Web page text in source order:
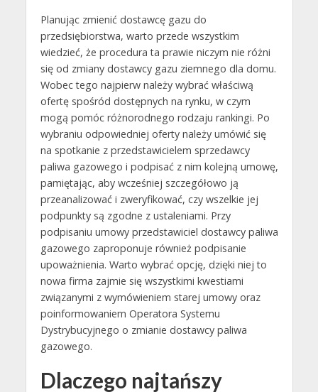
Planując zmienić dostawcę gazu do
przedsiębiorstwa, warto przede wszystkim
wiedzieć, że procedura ta prawie niczym nie różni
się od zmiany dostawcy gazu ziemnego dla domu.
Wobec tego najpierw należy wybrać właściwą
ofertę spośród dostępnych na rynku, w czym
mogą pomóc różnorodnego rodzaju rankingi. Po
wybraniu odpowiedniej oferty należy umówić się
na spotkanie z przedstawicielem sprzedawcy
paliwa gazowego i podpisać z nim kolejną umowę,
pamiętając, aby wcześniej szczegółowo ją
przeanalizować i zweryfikować, czy wszelkie jej
podpunkty są zgodne z ustaleniami. Przy
podpisaniu umowy przedstawiciel dostawcy paliwa
gazowego zaproponuje również podpisanie
upoważnienia. Warto wybrać opcję, dzięki niej to
nowa firma zajmie się wszystkimi kwestiami
związanymi z wymówieniem starej umowy oraz
poinformowaniem Operatora Systemu
Dystrybucyjnego o zmianie dostawcy paliwa
gazowego.
Dlaczego najtańszy